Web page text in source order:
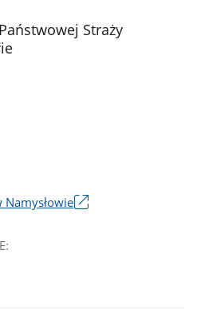
galerii.
Straży
Namysłowie